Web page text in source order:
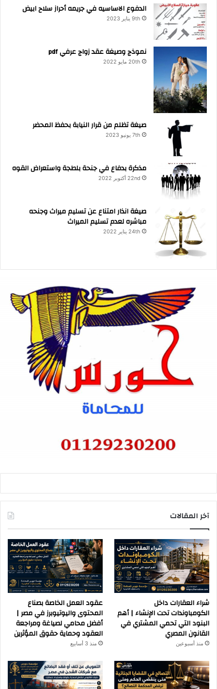
الدفوع الاساسيه في جريمه أحراز سلاح ابيض
9th يناير 2023
نموذج وصيغة عقد زواج عرفي pdf
20th مايو 2022
صيغة تظلم من قرار النيابة بحفظ المحضر
7th يونيو 2023
مذكرة بدفاع في جنحة بلطجة واستعراض القوه
22nd أكتوبر 2022
صيغة انذار امتناع عن تسليم ميراث وجنحه
مباشره لعدم تسليم الميراث
24th يناير 2022
آخر المقالات
شراء العقارات داخل
الكومباوندات تحت الإنشاء | أهم
البنود التي تحمي المشتري في
القانون المصري
منذ أسبوعين
عقود العمل الخاصة بصناع
المحتوى واليوتيوبرز في مصر |
أفضل محامي لصياغة ومراجعة
العقود وحماية حقوق المؤثرين
منذ 3 أسابيع